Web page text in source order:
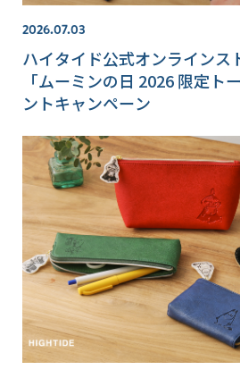
2026.07.03
ハイタイド公式オンラインス
「ムーミンの日 2026 限定ト
ントキャンペーン